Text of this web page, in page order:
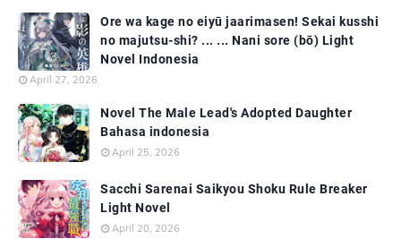
Ore wa kage no eiyū jaarimasen! Sekai kusshi
no majutsu-shi? ... ... Nani sore (bō) Light
Novel Indonesia
April 27, 2026
Novel The Male Lead's Adopted Daughter
Bahasa indonesia
April 25, 2026
Sacchi Sarenai Saikyou Shoku Rule Breaker
Light Novel
April 20, 2026